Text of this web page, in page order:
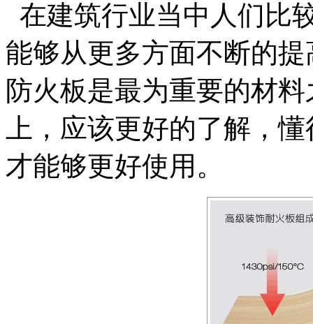
在建筑行业当中人们比
能够从更多方面不断的
防火板是最为重要的材
上，应该更好的了解，
才能够更好使用。